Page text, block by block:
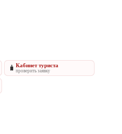
🧳 Кабинет туриста
проверить заявку